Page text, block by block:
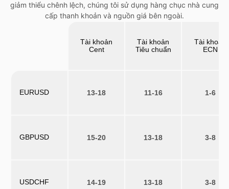
giảm thiểu chênh lệch, chúng tôi sử dụng hàng chục nhà cung
cấp thanh khoản và nguồn giá bên ngoài.
Tài khoản
Cent
Tài khoản
Tiêu chuẩn
Tài khoản
ECN
EURUSD 13-18 11-16 1-6
GBPUSD 15-20 13-18 3-8
USDCHF 14-19 13-18 3-8